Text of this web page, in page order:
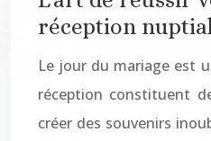
réception
Le jour du mariage est
réception constituent
créer des souvenirs